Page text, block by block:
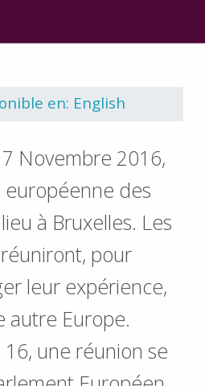
en: English
Novembre 2016,
européenne des
à Bruxelles. Les
pour
leur expérience,
autre Europe.
16, une réunion se